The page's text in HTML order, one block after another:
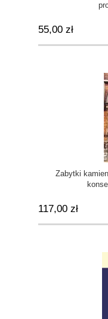
55,00 zł
Zabytki
117,00 zł